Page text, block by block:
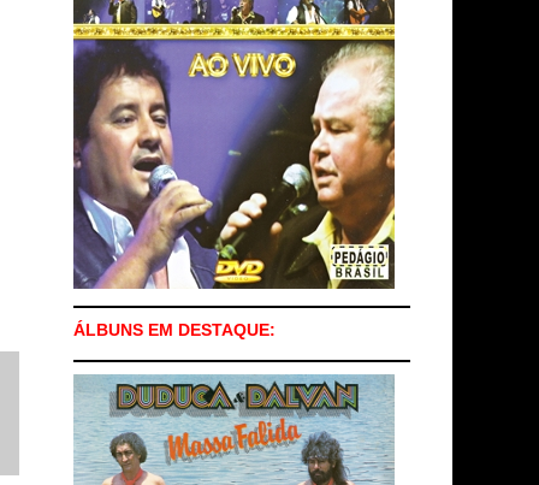
ÁLBUNS EM DESTAQUE: